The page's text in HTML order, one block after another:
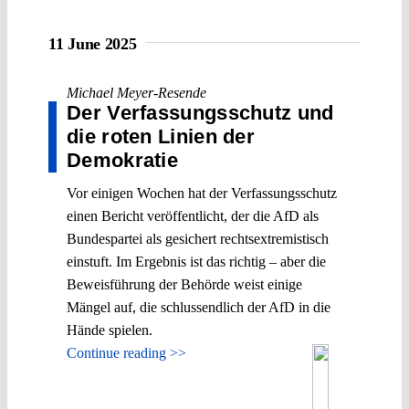
11 June 2025
Michael Meyer-Resende
Der Verfassungsschutz und
die roten Linien der
Demokratie
Vor einigen Wochen hat der Verfassungsschutz
einen Bericht veröffentlicht, der die AfD als
Bundespartei als gesichert rechtsextremistisch
einstuft. Im Ergebnis ist das richtig – aber die
Beweisführung der Behörde weist einige
Mängel auf, die schlussendlich der AfD in die
Hände spielen.
Continue reading >>